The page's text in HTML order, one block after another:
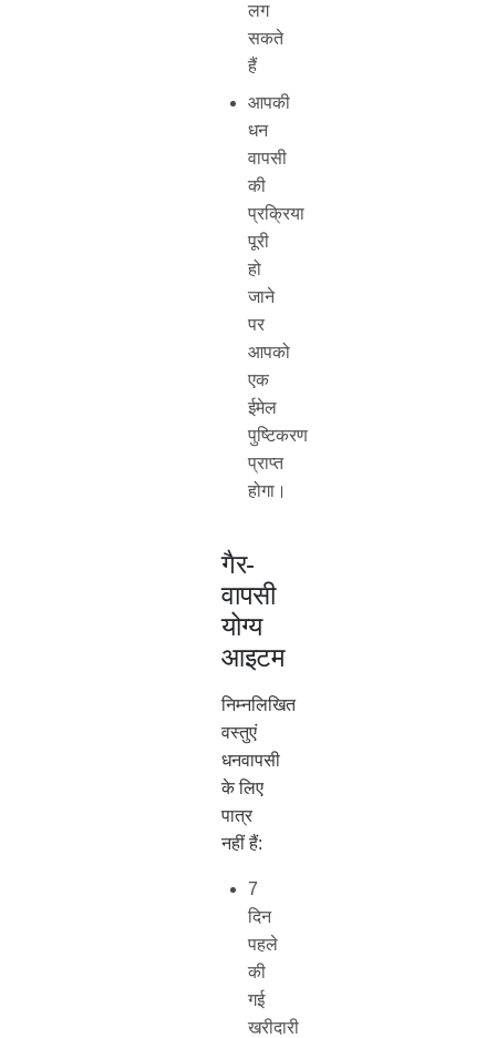
लग
सकते
हैं
आपकी
धन
वापसी
की
प्रक्रिया
पूरी
हो
जाने
पर
आपको
एक
ईमेल
पुष्टिकरण
प्राप्त
होगा।
गैर-
वापसी
योग्य
आइटम
निम्नलिखित
वस्तुएं
धनवापसी
के लिए
पात्र
नहीं हैं:
7
दिन
पहले
की
गई
खरीदारी